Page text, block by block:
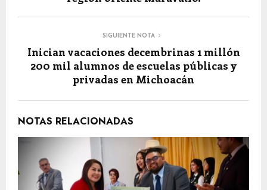
SIGUIENTE NOTA
Inician vacaciones decembrinas 1 millón
200 mil alumnos de escuelas públicas y
privadas en Michoacán
NOTAS RELACIONADAS